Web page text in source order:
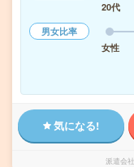
20代
男女比率
女性
気になる!
派遣会社